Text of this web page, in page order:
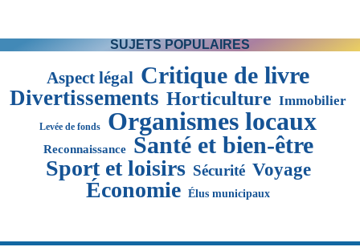
SUJETS POPULAIRES
Aspect légal Critique de livre
Divertissements Horticulture Immobilier
Levée de fonds Organismes locaux
Reconnaissance Santé et bien-être
Sport et loisirs Sécurité Voyage
Économie Élus municipaux